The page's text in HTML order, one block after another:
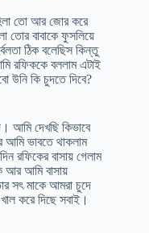
তো আর জোর করে
তোর বাবাকে ফুসলিয়ে
ঠিক বলেছিস কিন্তু
রফিককে বললাম এটাই
উনি কি চুদতে দিবে?
আমি দেখছি কিভাবে
আমি ভাবতে থাকলাম
রফিকের বাসায় গেলাম
আর আমি বাসায়
সৎ মাকে আমরা চুদে
করে দিছে সবাই।